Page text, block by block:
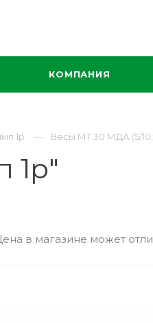
КОМПАНИЯ
1р Весы МТ 30 МДА (5/10;
1р"
в магазине может